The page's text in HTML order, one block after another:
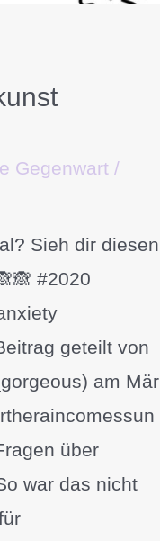
Gegenwart /
Sieh dir diesen
#2020
geteilt von
am Mär
über
war das nicht